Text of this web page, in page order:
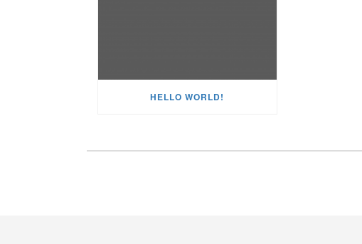
HELLO WORLD!